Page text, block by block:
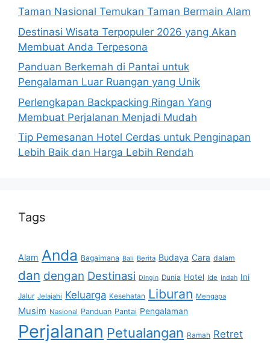
Taman Nasional Temukan Taman Bermain Alam
Destinasi Wisata Terpopuler 2026 yang Akan
Membuat Anda Terpesona
Panduan Berkemah di Pantai untuk
Pengalaman Luar Ruangan yang Unik
Perlengkapan Backpacking Ringan Yang
Membuat Perjalanan Menjadi Mudah
Tip Pemesanan Hotel Cerdas untuk Penginapan
Lebih Baik dan Harga Lebih Rendah
Tags
Alam Anda Bagaimana Bali Berita Budaya Cara dalam
dan dengan Destinasi Dingin Dunia Hotel Ide Indah Ini
Jalur Jelajahi Keluarga Kesehatan Liburan Mengapa
Musim Nasional Panduan Pantai Pengalaman
Perjalanan Petualangan Ramah Retret